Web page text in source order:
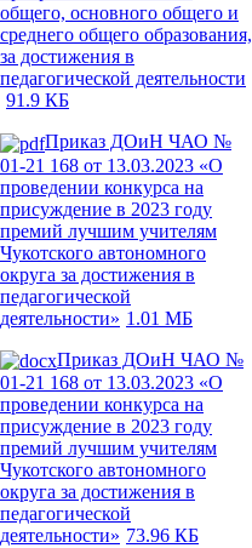
общего, основного общего и
среднего общего образования,
за достижения в
педагогической деятельности
91.9 КБ
Приказ ДОиН ЧАО №
01-21 168 от 13.03.2023 «О
проведении конкурса на
присуждение в 2023 году
премий лучшим учителям
Чукотского автономного
округа за достижения в
педагогической
деятельности» 1.01 МБ
Приказ ДОиН ЧАО №
01-21 168 от 13.03.2023 «О
проведении конкурса на
присуждение в 2023 году
премий лучшим учителям
Чукотского автономного
округа за достижения в
педагогической
деятельности» 73.96 КБ